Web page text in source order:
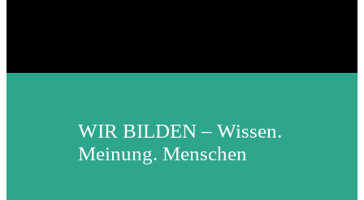
WIR BILDEN – Wissen.
Meinung. Menschen